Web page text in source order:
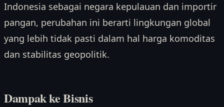
Indonesia sebagai negara kepulauan dan importir
pangan, perubahan ini berarti lingkungan global
yang lebih tidak pasti dalam hal harga komoditas
dan stabilitas geopolitik.
Dampak ke Bisnis